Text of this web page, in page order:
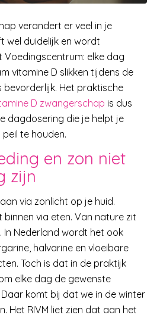
verandert er veel in je
wel duidelijk en wordt
elke dag
vitamine D slikken tijdens de
bevorderlijk. Het praktische
D zwangerschap is dus
dagdosering die je helpt je
te houden.
en zon niet
zijn
via zonlicht op je huid.
via eten. Van nature zit
In Nederland wordt het ook
halvarine en vloeibare
Toch is dat in de praktijk
elke dag de gewenste
komt bij dat we in de winter
Het RIVM liet zien dat aan het